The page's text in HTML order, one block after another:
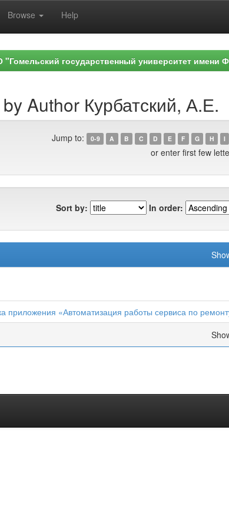
Browse Help
"Гомельский государственный университет имени
Author Курбатский, А.Е.
Jump to: 0-9 A B C D E F G H I
or enter first few
Sort by: In order:
приложения «Автоматизация работы сервиса по